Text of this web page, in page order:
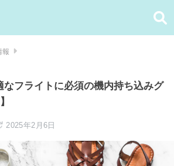
報
なフライトに必須の機内持ち込みグ
2025年2月6日